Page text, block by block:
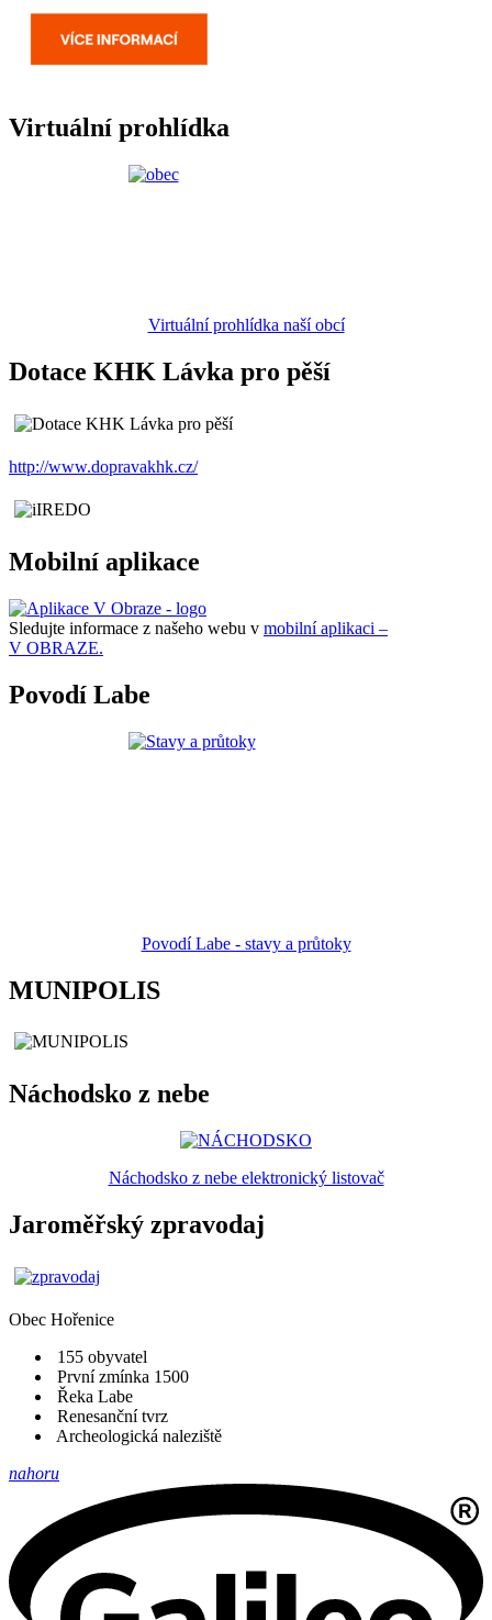
Virtuální prohlídka
Virtuální prohlídka naší obcí
Dotace KHK Lávka pro pěší
http://www.dopravakhk.cz/
Mobilní aplikace
Sledujte informace z našeho webu v mobilní aplikaci –
V OBRAZE.
Povodí Labe
Povodí Labe - stavy a průtoky
MUNIPOLIS
Náchodsko z nebe
Náchodsko z nebe elektronický listovač
Jaroměřský zpravodaj
Obec Hořenice
155 obyvatel
První zmínka 1500
Řeka Labe
Renesanční tvrz
Archeologická naleziště
nahoru